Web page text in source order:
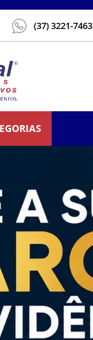
(37) 3221-7463